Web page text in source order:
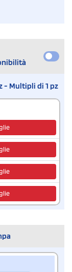
- Multipli di 1 pz